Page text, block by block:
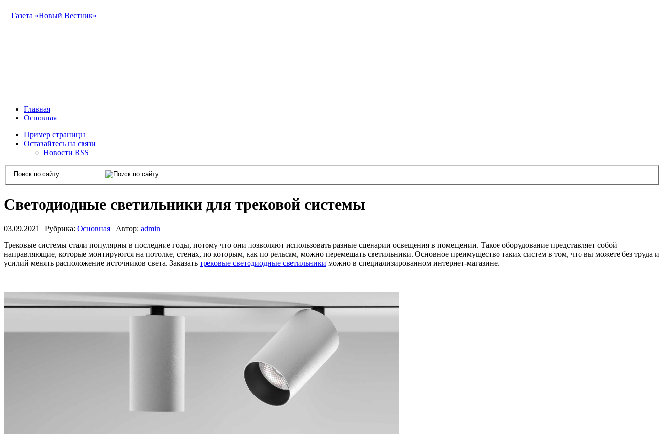
Газета «Новый Вестник»
Главная
Основная
Пример страницы
Оставайтесь на связи
Новости RSS
Светодиодные светильники для трековой системы
03.09.2021 | Рубрика: Основная Автор: admin
Трековые системы стали популярны в последние годы, потому что они позволяют использовать разные сценарии освещения в помещении. Такое оборудование представляет собой
направляющие, которые монтируются на потолке, стенах, по которым, как по рельсам, можно перемещать светильники. Основное преимущество таких систем в том, что вы можете без труда и
усилий менять расположение источников света. Заказать трековые светодиодные светильники можно в специализированном интернет-магазине.